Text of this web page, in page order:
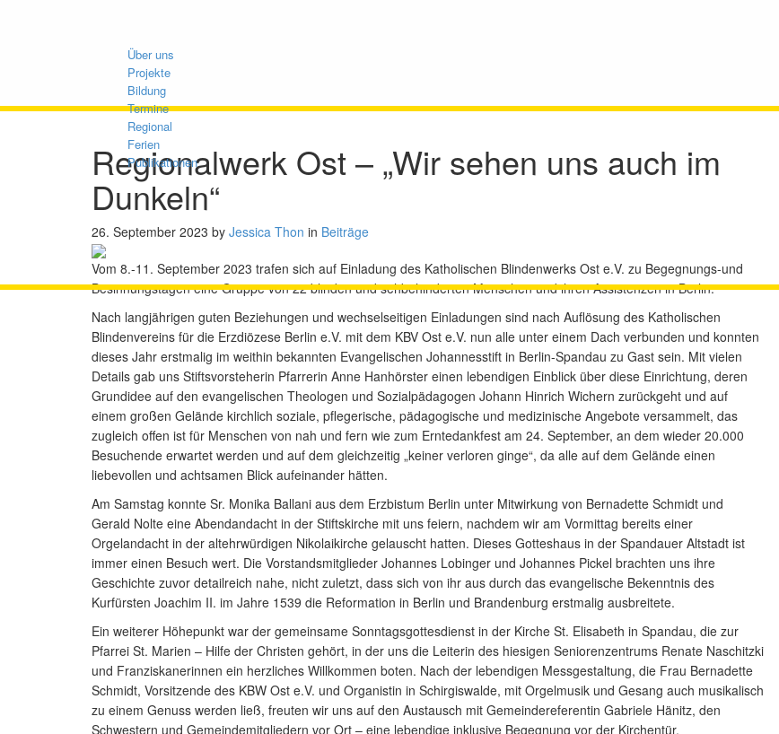
Über uns
Projekte
Bildung
Termine
Regional
Ferien
Publikationen
Regionalwerk Ost – „Wir sehen uns auch im
Dunkeln“
26. September 2023 by Jessica Thon in Beiträge
im Dunkeln“
Vom 8.-11. September 2023 trafen sich auf Einladung des Katholischen Blindenwerks Ost e.V. zu Begegnungs-und
Besinnungstagen eine Gruppe von 22 blinden und sehbehinderten Menschen und ihren Assistenzen in Berlin.
Nach langjährigen guten Beziehungen und wechselseitigen Einladungen sind nach Auflösung des Katholischen
Blindenvereins für die Erzdiözese Berlin e.V. mit dem KBV Ost e.V. nun alle unter einem Dach verbunden und konnten
dieses Jahr erstmalig im weithin bekannten Evangelischen Johannesstift in Berlin-Spandau zu Gast sein. Mit vielen
Details gab uns Stiftsvorsteherin Pfarrerin Anne Hanhörster einen lebendigen Einblick über diese Einrichtung, deren
Grundidee auf den evangelischen Theologen und Sozialpädagogen Johann Hinrich Wichern zurückgeht und auf
einem großen Gelände kirchlich soziale, pflegerische, pädagogische und medizinische Angebote versammelt, das
zugleich offen ist für Menschen von nah und fern wie zum Erntedankfest am 24. September, an dem wieder 20.000
Besuchende erwartet werden und auf dem gleichzeitig „keiner verloren ginge“, da alle auf dem Gelände einen
liebevollen und achtsamen Blick aufeinander hätten.
Am Samstag konnte Sr. Monika Ballani aus dem Erzbistum Berlin unter Mitwirkung von Bernadette Schmidt und
Gerald Nolte eine Abendandacht in der Stiftskirche mit uns feiern, nachdem wir am Vormittag bereits einer
Orgelandacht in der altehrwürdigen Nikolaikirche gelauscht hatten. Dieses Gotteshaus in der Spandauer Altstadt ist
immer einen Besuch wert. Die Vorstandsmitglieder Johannes Lobinger und Johannes Pickel brachten uns ihre
Geschichte zuvor detailreich nahe, nicht zuletzt, dass sich von ihr aus durch das evangelische Bekenntnis des
Kurfürsten Joachim II. im Jahre 1539 die Reformation in Berlin und Brandenburg erstmalig ausbreitete.
Ein weiterer Höhepunkt war der gemeinsame Sonntagsgottesdienst in der Kirche St. Elisabeth in Spandau, die zur
Pfarrei St. Marien – Hilfe der Christen gehört, in der uns die Leiterin des hiesigen Seniorenzentrums Renate Naschitzki
und Franziskanerinnen ein herzliches Willkommen boten. Nach der lebendigen Messgestaltung, die Frau Bernadette
Schmidt, Vorsitzende des KBW Ost e.V. und Organistin in Schirgiswalde, mit Orgelmusik und Gesang auch musikalisch
zu einem Genuss werden ließ, freuten wir uns auf den Austausch mit Gemeindereferentin Gabriele Hänitz, den
Schwestern und Gemeindemitgliedern vor Ort – eine lebendige inklusive Begegnung vor der Kirchentür.